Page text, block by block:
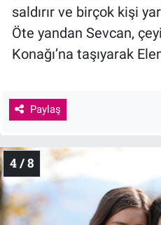
saldırır ve birçok kişi
Öte yandan Sevcan,
Konağı’na taşıyarak
Paylaş
4 / 8